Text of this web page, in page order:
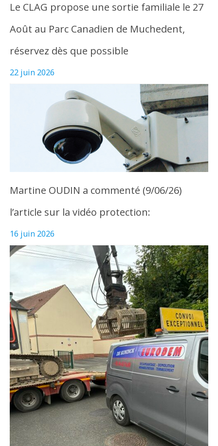
Le CLAG propose une sortie familiale le 27
Août au Parc Canadien de Muchedent,
réservez dès que possible
22 juin 2026
Martine OUDIN a commenté (9/06/26)
l’article sur la vidéo protection:
16 juin 2026